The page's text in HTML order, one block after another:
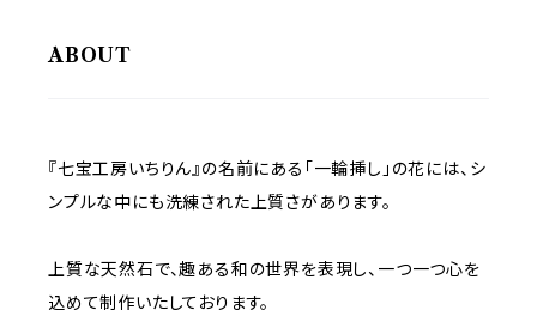
ABOUT
『七宝工房いちりん』の名前にある「一輪挿し」の花には、シ
ンプルな中にも洗練された上質さがあります。
上質な天然石で、趣ある和の世界を表現し、一つ一つ心を
込めて制作いたしております。